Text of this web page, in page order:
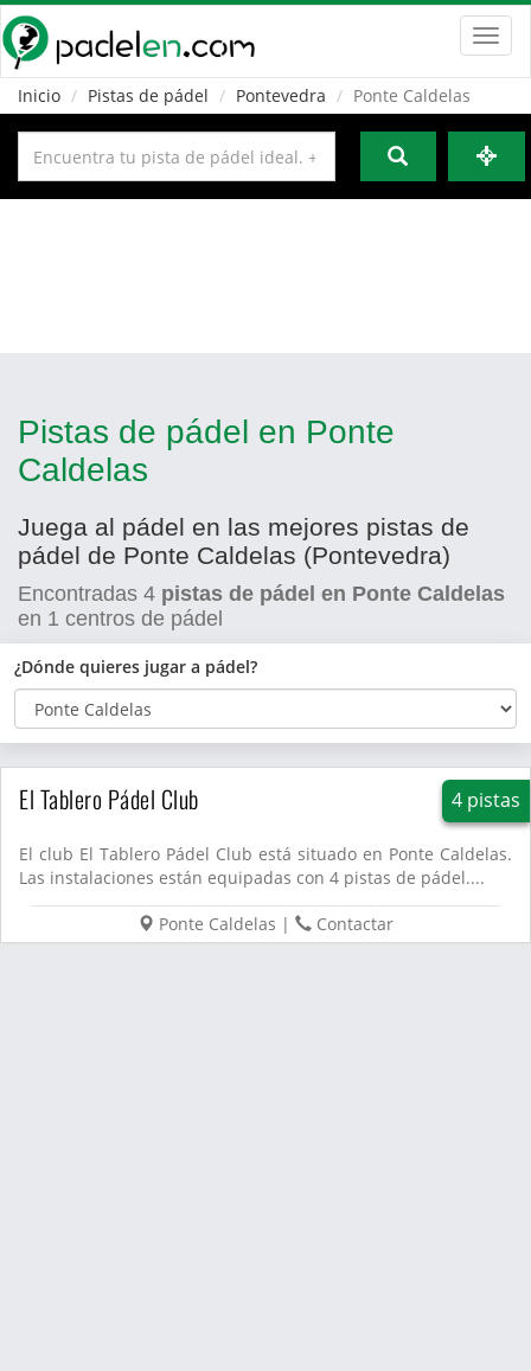
Inicio
Pistas de pádel Pontevedra Ponte Caldelas
Pistas de pádel en Ponte
Caldelas
Juega al pádel en las mejores pistas de
pádel de Ponte Caldelas (Pontevedra)
Encontradas 4 pistas de pádel en Ponte Caldelas
en 1 centros de pádel
¿Dónde quieres jugar a pádel?
El Tablero Pádel Club 4 pistas
El club El Tablero Pádel Club está situado en Ponte Caldelas.
Las instalaciones están equipadas con 4 pistas de pádel....
Ponte Caldelas | Contactar